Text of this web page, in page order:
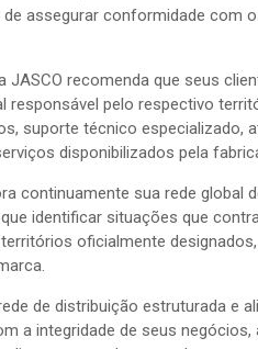
de assegurar conformidade com
JASCO recomenda que seus
responsável pelo respectivo
suporte técnico especializado,
disponibilizados pela
continuamente sua rede global
identificar situações que
oficialmente
de distribuição estruturada e
a integridade de seus